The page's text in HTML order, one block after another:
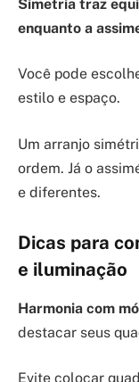
Simetria traz
enquanto a
Você pode
estilo e espaço.
Um arranjo
ordem. Já o
e diferentes.
Dicas para
e iluminação
Harmonia com
destacar seus
Evite colocar